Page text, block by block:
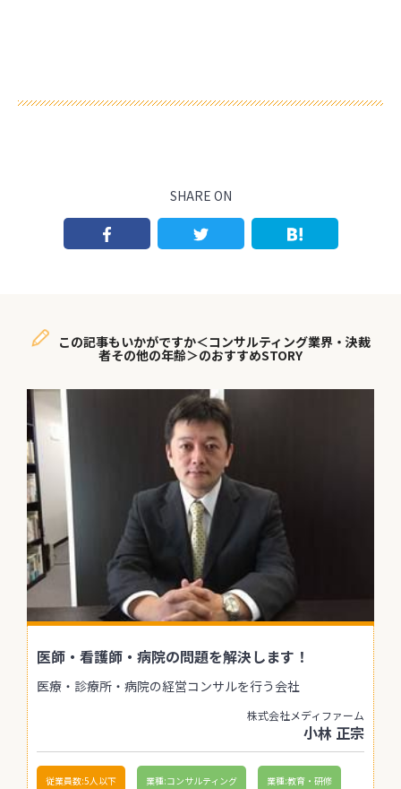
SHARE ON
この記事もいかがですか＜コンサルティング業界・決裁
者その他の年齢＞のおすすめSTORY
医師・看護師・病院の問題を解決します！
医療・診療所・病院の経営コンサルを行う会社
株式会社メディファーム
小林 正宗
従業員数:5人以下 業種:コンサルティング 業種:教育・研修